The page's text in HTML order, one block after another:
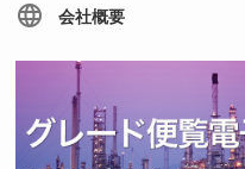
language 会社概要